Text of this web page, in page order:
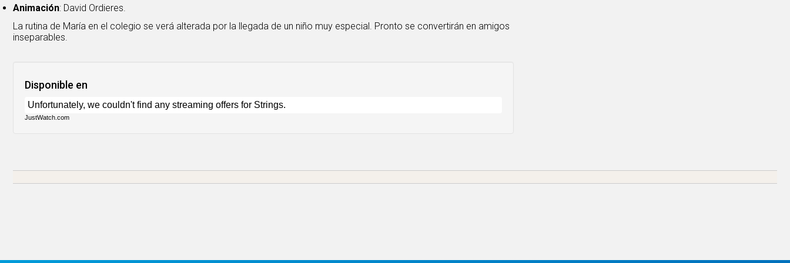
Animación: David Ordieres.
La rutina de María en el colegio se verá alterada por la llegada de un niño muy especial. Pronto se convertirán en amigos
inseparables.
Disponible en
JustWatch.com